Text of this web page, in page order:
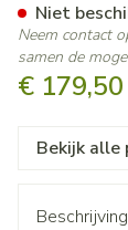
€ 179,50
Niet
Neem contact
samen de
Bekijk alle
Beschrijving